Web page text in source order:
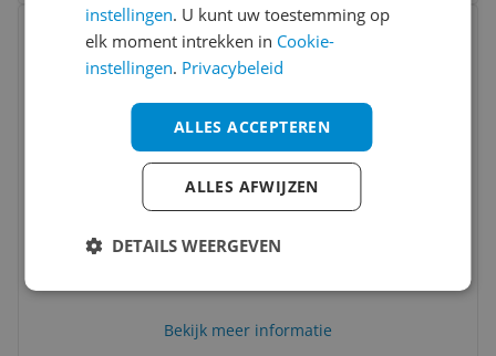
Vergelijken
MAM Easy Active™
Bekijk meer informatie
Bekijk product
instellingen. U kunt uw toestemming op
elk moment intrekken in Cookie-
instellingen. Privacybeleid
ALLES ACCEPTEREN
ALLES AFWIJZEN
DETAILS WEERGEVEN